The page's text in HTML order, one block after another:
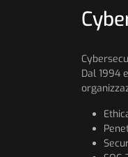
Dal 1994